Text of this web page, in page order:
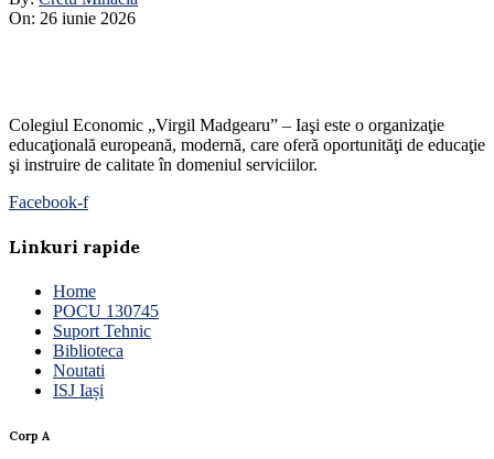
On: 26 iunie 2026
Colegiul Economic „Virgil Madgearu” – Iaşi este o organizaţie
educaţională europeană, modernă, care oferă oportunităţi de educaţie
şi instruire de calitate în domeniul serviciilor.
Facebook-f
Linkuri rapide
Home
POCU 130745
Suport Tehnic
Biblioteca
Noutati
ISJ Iași
Corp A